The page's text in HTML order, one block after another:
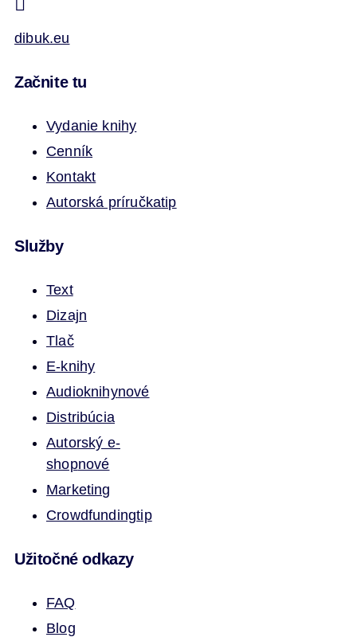
dibuk.eu
Začnite tu
Vydanie knihy
Cenník
Kontakt
Autorská príručkatip
Služby
Text
Dizajn
Tlač
E-knihy
Audioknihynové
Distribúcia
Autorský e-
shopnové
Marketing
Crowdfundingtip
Užitočné odkazy
FAQ
Blog